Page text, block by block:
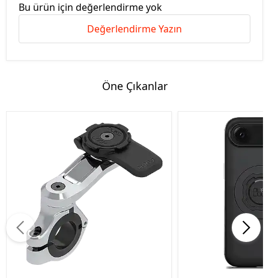
Bu ürün için değerlendirme yok
Değerlendirme Yazın
Öne Çıkanlar